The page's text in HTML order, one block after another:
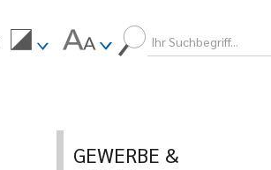
GEWERBE &